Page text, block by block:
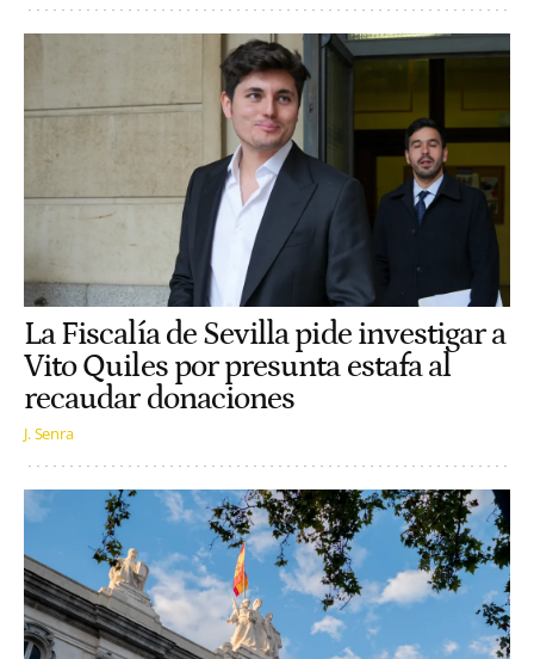
La Fiscalía de Sevilla pide investigar a
Vito Quiles por presunta estafa al
recaudar donaciones
J. Senra